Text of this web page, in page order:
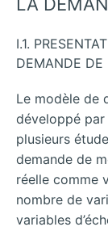
LA
I.1.
DEMANDE
Le modèle de
développé
plusieurs
demande de
réelle comme
nombre de
variables